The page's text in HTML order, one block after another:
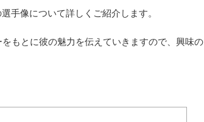
手像について詳しくご紹介します。
もとに彼の魅力を伝えていきますので、興味の